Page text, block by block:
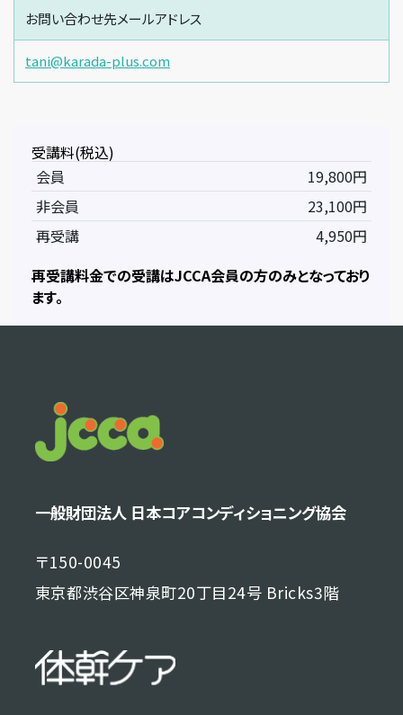
お問い合わせ先メールアドレス
tani@karada-plus.com
受講料(税込)
会員
19,800円
非会員
23,100円
再受講
4,950円
再受講料金での受講はJCCA会員の方のみとなっており
ます。
一般財団法人 日本コアコンディショニング協会
〒150-0045
東京都渋谷区神泉町20丁目24号 Bricks3階